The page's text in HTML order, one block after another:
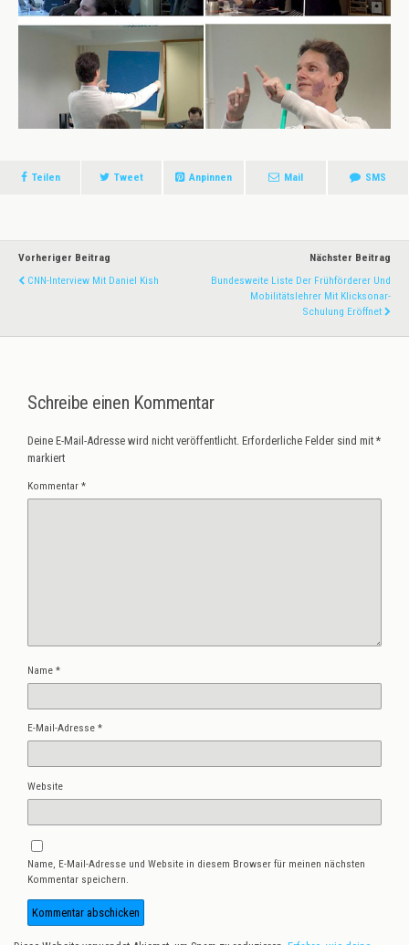
Teilen Tweet Anpinnen Mail SMS
Vorheriger Beitrag
CNN-Interview Mit Daniel Kish
Nächster Beitrag
Bundesweite Liste Der Frühförderer Und
Mobilitätslehrer Mit Klicksonar-
Schulung Eröffnet
Schreibe einen Kommentar
Deine E-Mail-Adresse wird nicht veröffentlicht. Erforderliche Felder sind mit *
markiert
Kommentar *
Name *
E-Mail-Adresse *
Website
Name, E-Mail-Adresse und Website in diesem Browser für meinen nächsten
Kommentar speichern.